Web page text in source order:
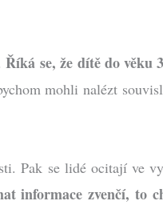
Říká se, že dítě do věku
mohli nalézt
Pak se lidé ocitají ve
informace zvenčí, to